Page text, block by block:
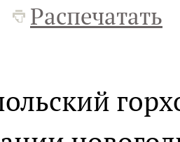
Распечатать